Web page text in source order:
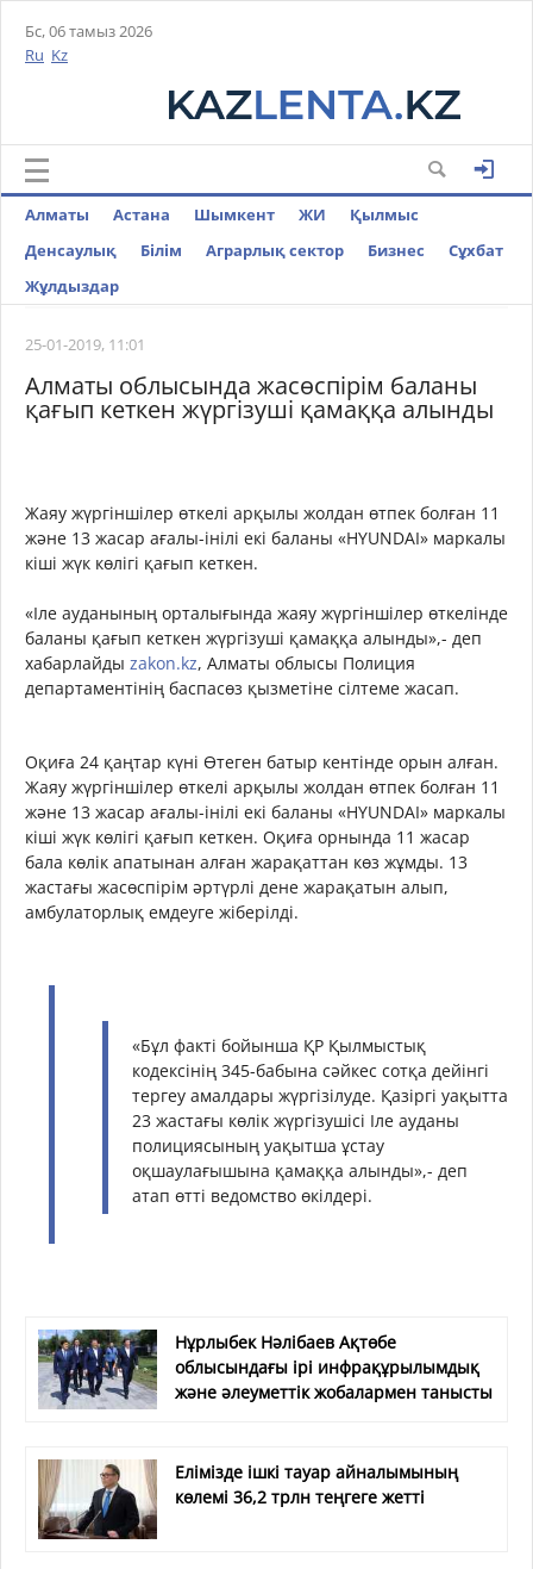
Бс, 06 тамыз 2026
Ru Kz
Алматы Астана Шымкент ЖИ
Қылмыс
Денсаулық
Білім Аграрлық сектор Бизнес
Cұхбат
Жұлдыздар
25-01-2019, 11:01
Алматы облысында жасөспірім баланы
қағып кеткен жүргізуші қамаққа алынды
Жаяу жүргіншілер өткелі арқылы жолдан өтпек болған 11
және 13 жасар ағалы-інілі екі баланы «HYUNDAI» маркалы
кіші жүк көлігі қағып кеткен.
«Іле ауданының орталығында жаяу жүргіншілер өткелінде
баланы қағып кеткен жүргізуші қамаққа алынды»,- деп
хабарлайды zakon.kz, Алматы облысы Полиция
департаментінің баспасөз қызметіне сілтеме жасап.
Оқиға 24 қаңтар күні Өтеген батыр кентінде орын алған.
Жаяу жүргіншілер өткелі арқылы жолдан өтпек болған 11
және 13 жасар ағалы-інілі екі баланы «HYUNDAI» маркалы
кіші жүк көлігі қағып кеткен. Оқиға орнында 11 жасар
бала көлік апатынан алған жарақаттан көз жұмды. 13
жастағы жасөспірім әртүрлі дене жарақатын алып,
амбулаторлық емдеуге жіберілді.
«Бұл факті бойынша ҚР Қылмыстық
кодексінің 345-бабына сәйкес сотқа дейінгі
тергеу амалдары жүргізілуде. Қазіргі уақытта
23 жастағы көлік жүргізушісі Іле ауданы
полициясының уақытша ұстау
оқшаулағышына қамаққа алынды»,- деп
атап өтті ведомство өкілдері.
Нұрлыбек Нәлібаев Ақтөбе
облысындағы ірі инфрақұрылымдық
және әлеуметтік жобалармен танысты
Елімізде ішкі тауар айналымының
көлемі 36,2 трлн теңгеге жетті